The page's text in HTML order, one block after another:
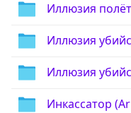
Иллюзия
Иллюзия
Иллюзия
Инкассатор